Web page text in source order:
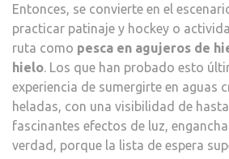
Entonces, se convierte en el
practicar patinaje y hockey o
ruta como pesca en agujeros de
hielo. Los que han probado esto
experiencia de sumergirte en aguas
heladas, con una visibilidad de
fascinantes efectos de luz,
verdad, porque la lista de espera